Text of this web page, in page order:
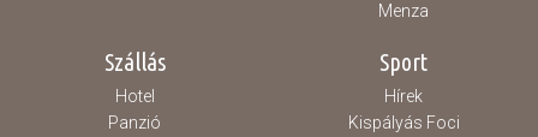
Menza
Szállás
Hotel
Panzió
Sport
Hírek
Kispályás Foci